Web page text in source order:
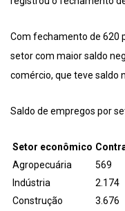
Com fechamento de 620
setor com maior saldo
comércio, que teve saldo
Saldo de empregos por
Setor econômico
Agropecuária
569
Indústria
2.174
Construção
3.676